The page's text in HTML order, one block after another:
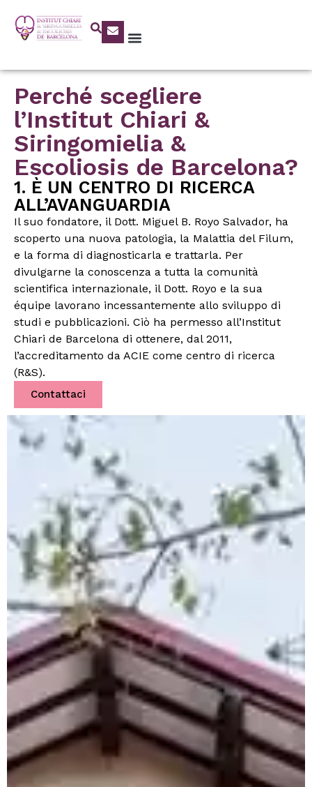
Perché scegliere
l’Institut Chiari &
Siringomielia &
Escoliosis de Barcelona?
1. È UN CENTRO DI RICERCA
ALL’AVANGUARDIA
Il suo fondatore, il Dott. Miguel B. Royo Salvador, ha
scoperto una nuova patologia, la Malattia del Filum,
e la forma di diagnosticarla e trattarla. Per
divulgarne la conoscenza a tutta la comunità
scientifica internazionale, il Dott. Royo e la sua
équipe lavorano incessantemente allo sviluppo di
studi e pubblicazioni. Ciò ha permesso all’Institut
Chiari de Barcelona di ottenere, dal 2011,
l’accreditamento da ACIE come centro di ricerca
(R&S).
Contattaci